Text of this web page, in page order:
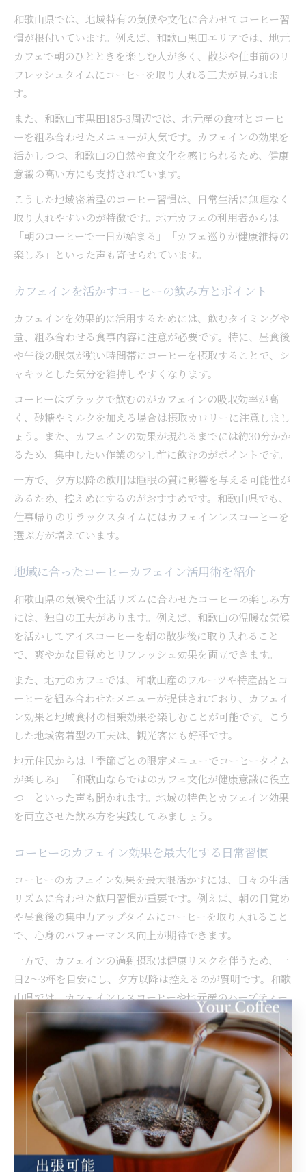
和歌山県では、地域特有の気候や文化に合わせてコーヒー習
慣が根付いています。例えば、和歌山黒田エリアでは、地元
カフェで朝のひとときを楽しむ人が多く、散歩や仕事前のリ
フレッシュタイムにコーヒーを取り入れる工夫が見られま
す。
また、和歌山市黒田185-3周辺では、地元産の食材とコーヒ
ーを組み合わせたメニューが人気です。カフェインの効果を
活かしつつ、和歌山の自然や食文化を感じられるため、健康
意識の高い方にも支持されています。
こうした地域密着型のコーヒー習慣は、日常生活に無理なく
取り入れやすいのが特徴です。地元カフェの利用者からは
「朝のコーヒーで一日が始まる」「カフェ巡りが健康維持の
楽しみ」といった声も寄せられています。
カフェインを活かすコーヒーの飲み方とポイント
カフェインを効果的に活用するためには、飲むタイミングや
量、組み合わせる食事内容に注意が必要です。特に、昼食後
や午後の眠気が強い時間帯にコーヒーを摂取することで、シ
ャキッとした気分を維持しやすくなります。
コーヒーはブラックで飲むのがカフェインの吸収効率が高
く、砂糖やミルクを加える場合は摂取カロリーに注意しまし
ょう。また、カフェインの効果が現れるまでには約30分かか
るため、集中したい作業の少し前に飲むのがポイントです。
一方で、夕方以降の飲用は睡眠の質に影響を与える可能性が
あるため、控えめにするのがおすすめです。和歌山県でも、
仕事帰りのリラックスタイムにはカフェインレスコーヒーを
選ぶ方が増えています。
地域に合ったコーヒーカフェイン活用術を紹介
和歌山県の気候や生活リズムに合わせたコーヒーの楽しみ方
には、独自の工夫があります。例えば、和歌山の温暖な気候
を活かしてアイスコーヒーを朝の散歩後に取り入れること
で、爽やかな目覚めとリフレッシュ効果を両立できます。
また、地元のカフェでは、和歌山産のフルーツや特産品とコ
ーヒーを組み合わせたメニューが提供されており、カフェイ
ン効果と地域食材の相乗効果を楽しむことが可能です。こう
した地域密着型の工夫は、観光客にも好評です。
地元住民からは「季節ごとの限定メニューでコーヒータイム
が楽しみ」「和歌山ならではのカフェ文化が健康意識に役立
つ」といった声も聞かれます。地域の特色とカフェイン効果
を両立させた飲み方を実践してみましょう。
コーヒーのカフェイン効果を最大化する日常習慣
コーヒーのカフェイン効果を最大限活かすには、日々の生活
リズムに合わせた飲用習慣が重要です。例えば、朝の目覚め
や昼食後の集中力アップタイムにコーヒーを取り入れること
で、心身のパフォーマンス向上が期待できます。
一方で、カフェインの過剰摂取は健康リスクを伴うため、一
日2～3杯を目安にし、夕方以降は控えるのが賢明です。和歌
山県では、カフェインレスコーヒーや地元産のハーブティー
と組み合わせて楽しむ方も増えています。
ユーザーからは「コーヒーで仕事効率が上がった」「地元カ
フェでのコーヒー習慣が健康管理に役立つ」といった実感の
声が多く寄せられています。自分に合った飲み方を見つけ、
健康的なコーヒーライフを実践しましょう。
コーヒーのカフェインがもたらす